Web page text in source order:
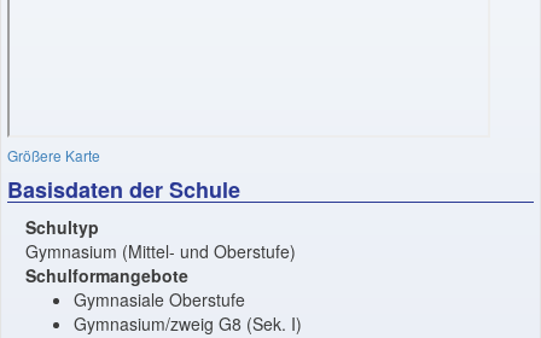
Größere Karte
Basisdaten der Schule
Schultyp
Gymnasium (Mittel- und Oberstufe)
Schulformangebote
Gymnasiale Oberstufe
Gymnasium/zweig G8 (Sek. I)